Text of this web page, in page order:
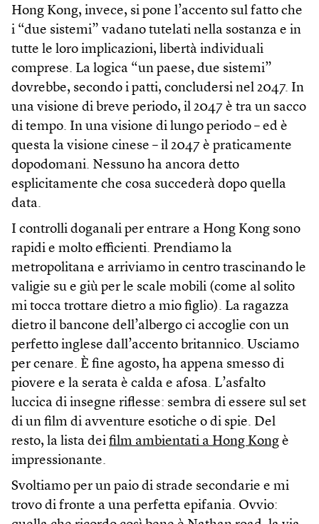
Hong Kong, invece, si pone l’accento sul fatto che
i “due sistemi” vadano tutelati nella sostanza e in
tutte le loro implicazioni, libertà individuali
comprese. La logica “un paese, due sistemi”
dovrebbe, secondo i patti, concludersi nel 2047. In
una visione di breve periodo, il 2047 è tra un sacco
di tempo. In una visione di lungo periodo – ed è
questa la visione cinese – il 2047 è praticamente
dopodomani. Nessuno ha ancora detto
esplicitamente che cosa succederà dopo quella
data.
I controlli doganali per entrare a Hong Kong sono
rapidi e molto efficienti. Prendiamo la
metropolitana e arriviamo in centro trascinando le
valigie su e giù per le scale mobili (come al solito
mi tocca trottare dietro a mio figlio). La ragazza
dietro il bancone dell’albergo ci accoglie con un
perfetto inglese dall’accento britannico. Usciamo
per cenare. È fine agosto, ha appena smesso di
piovere e la serata è calda e afosa. L’asfalto
luccica di insegne riflesse: sembra di essere sul set
di un film di avventure esotiche o di spie. Del
resto, la lista dei film ambientati a Hong Kong è
impressionante.
Svoltiamo per un paio di strade secondarie e mi
trovo di fronte a una perfetta epifania. Ovvio: